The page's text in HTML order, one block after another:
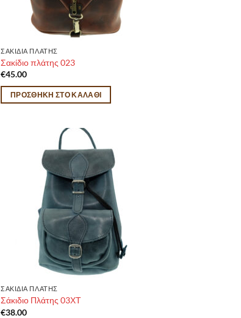
ΣΑΚΙΔΙΑ ΠΛΑΤΗΣ
Σακίδιο πλάτης 023
€45.00
ΠΡΟΣΘΉΚΗ ΣΤΟ ΚΑΛΆΘΙ
ΣΑΚΙΔΙΑ ΠΛΑΤΗΣ
Σάκιδιο Πλάτης 03ΧΤ
€38.00